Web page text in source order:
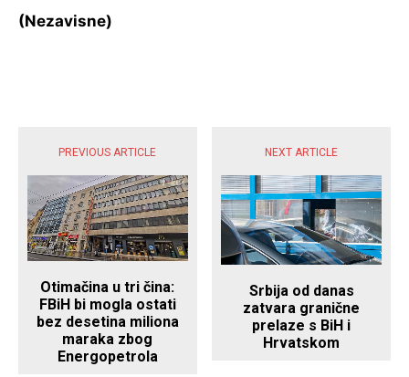
(Nezavisne)
PREVIOUS ARTICLE
Otimačina u tri čina:
FBiH bi mogla ostati
bez desetina miliona
maraka zbog
Energopetrola
NEXT ARTICLE
Srbija od danas
zatvara granične
prelaze s BiH i
Hrvatskom